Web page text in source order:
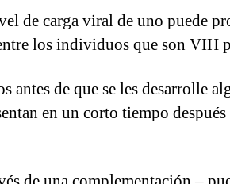
de carga viral de uno puede
los individuos que son VIH
de que se les desarrolle
en un corto tiempo